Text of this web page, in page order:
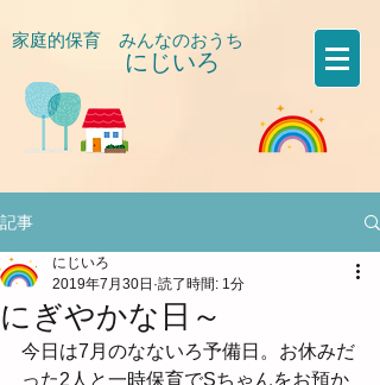
家庭的保育 みんなのおうち
にじいろ
記事
にぎやかな日～
にじいろ
2019年7月30日 読了時間: 1分
今日は7月のなないろ予備日。お休みだ
った2人と一時保育でSちゃんをお預か